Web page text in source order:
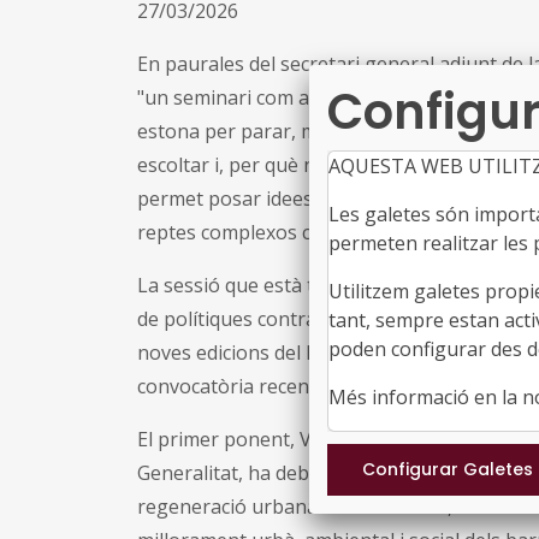
27/03/2026
En paurales del secretari general adjunt de
"un seminari com aquest té la virtut d’oferir
estona per parar, mirar una mica més enllà
escoltar i, per què no, conceptualitzar allò
permet posar idees en comú, contrastar
reptes complexos compartits".
La sessió que està tenint lloc aquest matí
de polítiques contra la vulnerabilitat o
noves edicions del Pla de Barris a partir de
convocatòria recent: aprendre per a les
El primer ponent, Victor Puga, secretari de
Generalitat, ha debatut sobre per què
regeneració urbana. A continuació, Carles
AQUESTA WEB
Les galetes són
permeten realitzar les
Utilitzem galetes
tant, sempre estan
poden configurar des
Més informació en la